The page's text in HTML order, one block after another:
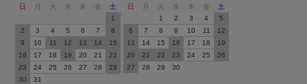
日
月 火 水 木 金
土
1
2
3 4 5 6 7
8
9
10 11 12 13 14
15
16
17 18 19 20 21
22
23
24 25 26 27 28
29
30
31
日
月 火 水 木 金
土
1
2 3 4
5
6
7 8 9 10 11
12
13
14 15 16 17 18
19
20
21 22 23 24 25
26
27
28 29 30